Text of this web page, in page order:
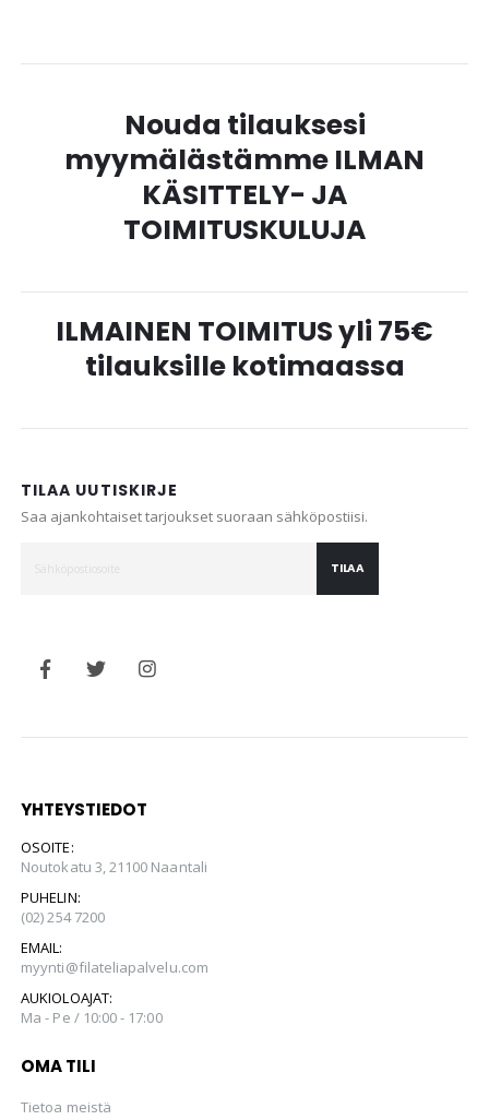
Nouda tilauksesi
myymälästämme ILMAN
KÄSITTELY- JA
TOIMITUSKULUJA
ILMAINEN TOIMITUS yli 75€
tilauksille kotimaassa
TILAA UUTISKIRJE
Saa ajankohtaiset tarjoukset suoraan sähköpostiisi.
TILAA
YHTEYSTIEDOT
OSOITE:
Noutokatu 3, 21100 Naantali
PUHELIN:
(02) 254 7200
EMAIL:
myynti@filateliapalvelu.com
AUKIOLOAJAT:
Ma - Pe / 10:00 - 17:00
OMA TILI
Tietoa meistä